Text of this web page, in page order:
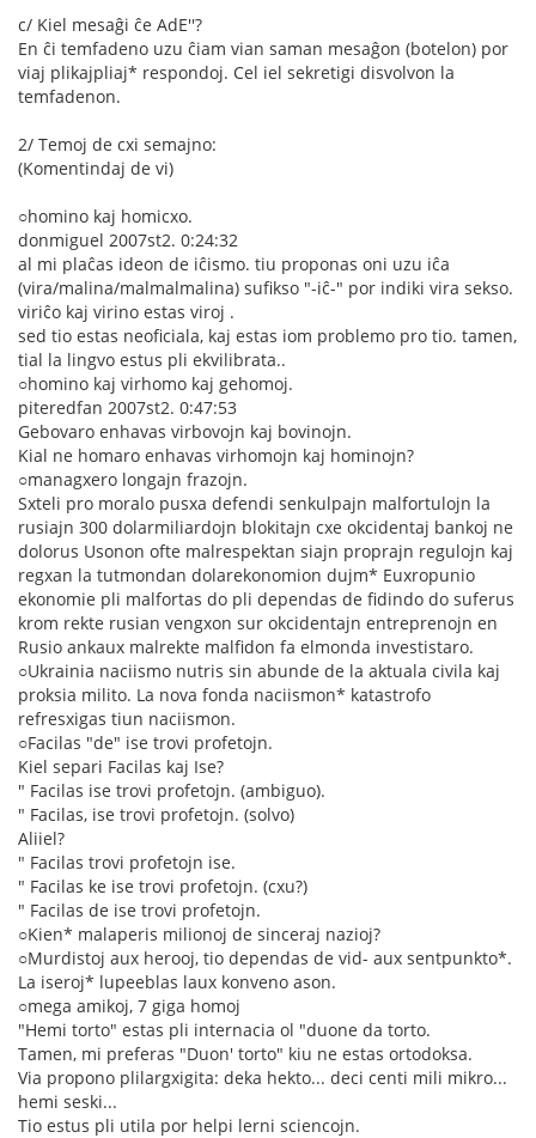
c/ Kiel mesaĝi ĉe AdE''?
En ĉi temfadeno uzu ĉiam vian saman mesaĝon (botelon) por
viaj plikajpliaj* respondoj. Cel iel sekretigi disvolvon la
temfadenon.
2/ Temoj de cxi semajno:
(Komentindaj de vi)
○homino kaj homicxo.
donmiguel 2007st2. 0:24:32
al mi plaĉas ideon de iĉismo. tiu proponas oni uzu iĉa
(vira/malina/malmalmalina) sufikso "-iĉ-" por indiki vira sekso.
viriĉo kaj virino estas viroj .
sed tio estas neoficiala, kaj estas iom problemo pro tio. tamen,
tial la lingvo estus pli ekvilibrata..
○homino kaj virhomo kaj gehomoj.
piteredfan 2007st2. 0:47:53
Gebovaro enhavas virbovojn kaj bovinojn.
Kial ne homaro enhavas virhomojn kaj hominojn?
○managxero longajn frazojn.
Sxteli pro moralo pusxa defendi senkulpajn malfortulojn la
rusiajn 300 dolarmiliardojn blokitajn cxe okcidentaj bankoj ne
dolorus Usonon ofte malrespektan siajn proprajn regulojn kaj
regxan la tutmondan dolarekonomion dujm* Euxropunio
ekonomie pli malfortas do pli dependas de fidindo do suferus
krom rekte rusian vengxon sur okcidentajn entreprenojn en
Rusio ankaux malrekte malfidon fa elmonda investistaro.
○Ukrainia naciismo nutris sin abunde de la aktuala civila kaj
proksia milito. La nova fonda naciismon* katastrofo
refresxigas tiun naciismon.
○Facilas "de" ise trovi profetojn.
Kiel separi Facilas kaj Ise?
" Facilas ise trovi profetojn. (ambiguo).
" Facilas, ise trovi profetojn. (solvo)
Aliiel?
" Facilas trovi profetojn ise.
" Facilas ke ise trovi profetojn. (cxu?)
" Facilas de ise trovi profetojn.
○Kien* malaperis milionoj de sinceraj nazioj?
○Murdistoj aux herooj, tio dependas de vid- aux sentpunkto*.
La iseroj* lupeeblas laux konveno ason.
○mega amikoj, 7 giga homoj
"Hemi torto" estas pli internacia ol "duone da torto.
Tamen, mi preferas "Duon' torto" kiu ne estas ortodoksa.
Via propono plilargxigita: deka hekto... deci centi mili mikro...
hemi seski...
Tio estus pli utila por helpi lerni sciencojn.